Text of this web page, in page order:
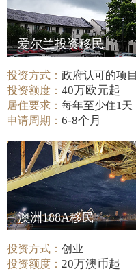
爱尔兰投资移民
投资方式：政府认可的项目
投资额度：40万欧元起
居住要求：每年至少住1天
申请周期：6-8个月
澳洲188A移民
投资方式：创业
投资额度： 20万澳币起